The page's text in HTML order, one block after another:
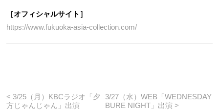
［オフィシャルサイト］
https://www.fukuoka-asia-collection.com/
< 3/25（月）KBCラジオ「夕
方じゃんじゃん」出演
3/27（水）WEB「WEDNESDAY
BURE NIGHT」出演 >